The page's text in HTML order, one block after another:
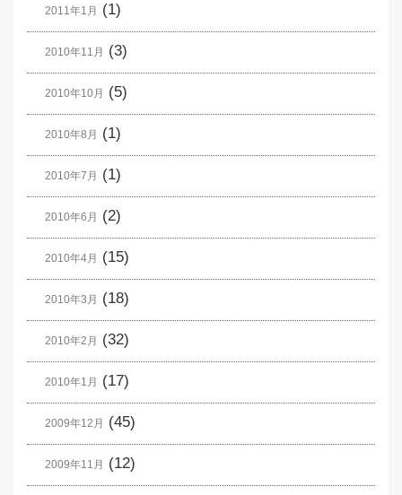
2011年1月 (1)
2010年11月 (3)
2010年10月 (5)
2010年8月 (1)
2010年7月 (1)
2010年6月 (2)
2010年4月 (15)
2010年3月 (18)
2010年2月 (32)
2010年1月 (17)
2009年12月 (45)
2009年11月 (12)